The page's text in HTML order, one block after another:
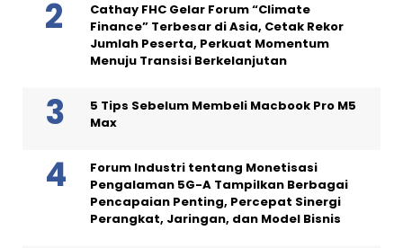
Cathay FHC Gelar Forum “Climate
Finance” Terbesar di Asia, Cetak Rekor
Jumlah Peserta, Perkuat Momentum
Menuju Transisi Berkelanjutan
5 Tips Sebelum Membeli Macbook Pro M5
Max
Forum Industri tentang Monetisasi
Pengalaman 5G-A Tampilkan Berbagai
Pencapaian Penting, Percepat Sinergi
Perangkat, Jaringan, dan Model Bisnis